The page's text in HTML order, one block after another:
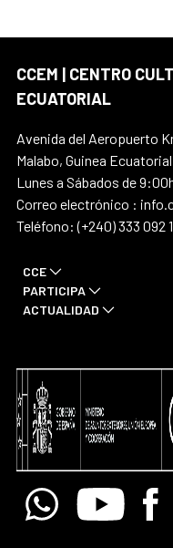
CCEM | CENTRO
ECUATORIAL
Avenida del Aeropuerto
Malabo, Guinea Ecuatorial
Lunes a Sábados de
Correo electrónico :
Teléfono: (+240) 333 092
CCE
PARTICIPA
ACTUALIDAD
WhatsappYoutube